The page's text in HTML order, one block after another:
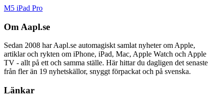
M5 iPad Pro
Om Aapl.se
Sedan 2008 har Aapl.se automagiskt samlat nyheter om Apple,
artiklar och rykten om iPhone, iPad, Mac, Apple Watch och Apple
TV - allt på ett och samma ställe. Här hittar du dagligen det senaste
från fler än 19 nyhetskällor, snyggt förpackat och på svenska.
Länkar